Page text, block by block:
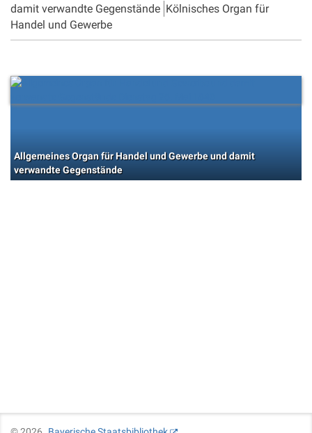
damit verwandte Gegenstände Kölnisches Organ für
Handel und Gewerbe
Allgemeines Organ für Handel und Gewerbe und damit
verwandte Gegenstände